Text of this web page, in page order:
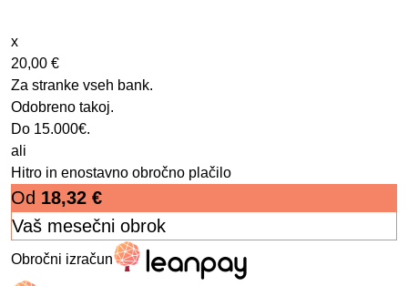
x
20,00 €
Za stranke vseh bank.
Odobreno takoj.
Do 15.000€.
ali
Hitro in enostavno obročno plačilo
Od 18,32 €
Vaš mesečni obrok
Obročni izračun